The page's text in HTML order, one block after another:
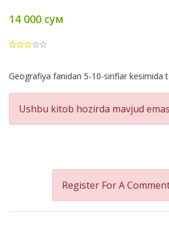
14 000 сум
Product
Summery
Geografiya fanidan 5-10-sinflar kesimida
Ushbu kitob hozirda mavjud
Register For A